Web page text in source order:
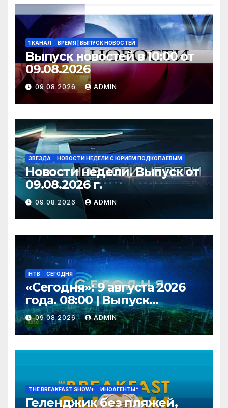
1 КАНАЛ ВРЕМЯ | ВЫПУСК НОВОСТЕЙ
Выпуск новостей в 10:00 от
09.08.2026
09.08.2026 ADMIN
ЗВЕЗДА НОВОСТИ НЕДЕЛИ С ЮРИЕМ ПОДКОПАЕВЫМ
Новости недели. Выпуск от
09.08.2026 г.
09.08.2026 ADMIN
НТВ СЕГОДНЯ
«Сегодня»: 9 августа 2026
года. 08:00 | Выпуск
новостей | Новости НТВ
09.08.2026 ADMIN
THE BREAKFAST SHOW* ИНОАГЕНТЫ*
Геленджик без пляжей,